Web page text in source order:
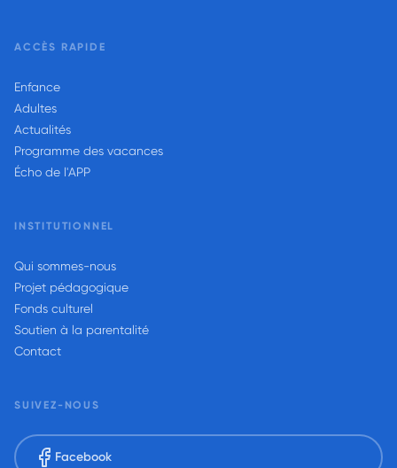
ACCÈS RAPIDE
Enfance
Adultes
Actualités
Programme des vacances
Écho de l'APP
INSTITUTIONNEL
Qui sommes-nous
Projet pédagogique
Fonds culturel
Soutien à la parentalité
Contact
SUIVEZ-NOUS
Facebook